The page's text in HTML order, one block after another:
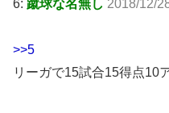
6: 蹴球な名無し 2018/12/
>>5
リーガで15試合15得点10